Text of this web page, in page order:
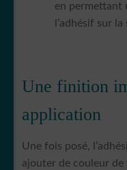
en permettant
l’adhésif sur
Une finition
application
Une fois posé,
ajouter de couleur